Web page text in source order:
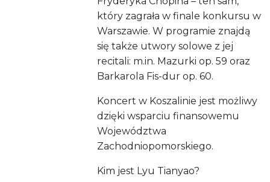
który zagrała w finale konkursu w
Warszawie. W programie znajdą
się także utwory solowe z jej
recitali: m.in. Mazurki op. 59 oraz
Barkarola Fis-dur op. 60.
Koncert w Koszalinie jest możliwy
dzięki wsparciu finansowemu
Województwa
Zachodniopomorskiego.
Kim jest Lyu Tianyao?